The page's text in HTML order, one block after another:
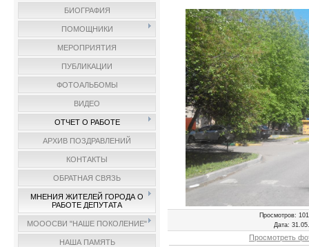
БИОГРАФИЯ
ПОМОЩНИКИ
МЕРОПРИЯТИЯ
ПУБЛИКАЦИИ
ФОТОАЛЬБОМЫ
ВИДЕО
ОТЧЕТ О РАБОТЕ
АРХИВ ПОЗДРАВЛЕНИЙ
КОНТАКТЫ
ОБРАТНАЯ СВЯЗЬ
МНЕНИЯ ЖИТЕЛЕЙ ГОРОДА О
РАБОТЕ ДЕПУТАТА
МОООСВИ "НАШЕ ПОКОЛЕНИЕ"
НАША ПАМЯТЬ
Просмотров:
Дата:
Просмотреть